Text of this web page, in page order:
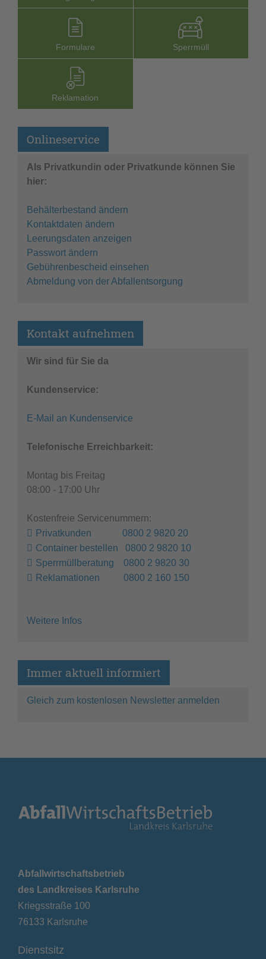
Formu­lare Sperr­müll
Reklamation
Onlineservice
Als Privatkundin oder Privatkunde können Sie
hier:
Behälterbestand ändern
Kontaktdaten ändern
Leerungsdaten anzeigen
Passwort ändern
Gebührenbescheid einsehen
Abmeldung von der Abfallentsorgung
Kontakt aufnehmen
Wir sind für Sie da
Kundenservice:
E-Mail an Kundenservice
Telefonische Erreichbarkeit:
Montag bis Freitag
08:00 - 17:00 Uhr
Kostenfreie Servicenummern:
Privatkunden 0800 2 9820 20
Container bestellen 0800 2 9820 10
Sperrmüllberatung 0800 2 9820 30
Reklamationen 0800 2 160 150
Weitere Infos
Immer aktuell informiert
Gleich zum kostenlosen Newsletter anmelden
Abfallwirtschaftsbetrieb
des Landkreises Karlsruhe
Kriegsstraße 100
76133 Karlsruhe
Dienstsitz